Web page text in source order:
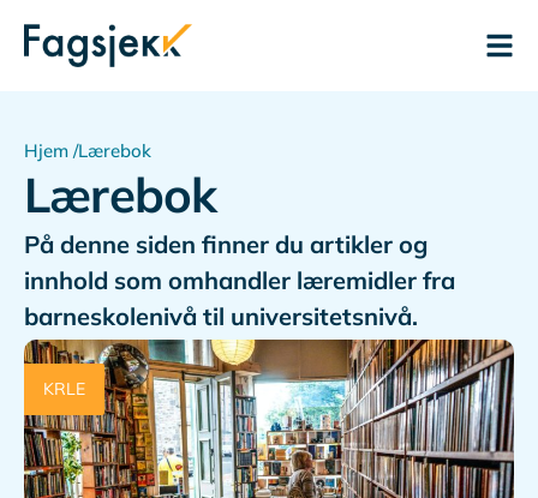
Hjem /Lærebok
Lærebok
På denne siden finner du artikler og
innhold som omhandler læremidler fra
barneskolenivå til universitetsnivå.
KRLE